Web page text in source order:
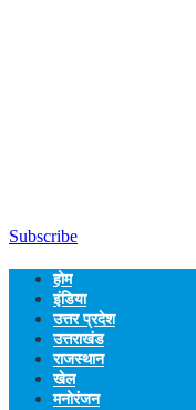
Subscribe
होम
इंडिया
उत्तर प्रदेश
उत्तराखंड
राजस्थान
खेल
मनोरंजन